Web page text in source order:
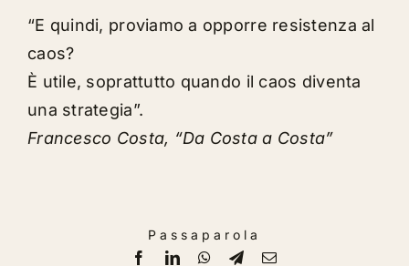
“E quindi, proviamo a opporre resistenza al
caos?
È utile, soprattutto quando il caos diventa
una strategia”.
Francesco Costa, “Da Costa a Costa”
Passaparola
FacebookLinkedInWhatsApp
TelegramEmail